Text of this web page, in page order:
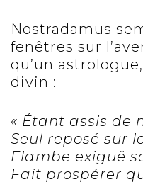
Nostradamus
fenêtres sur
qu’un
divin :
« Étant assis de
Seul reposé sur
Flambe exiguë
Fait prospérer